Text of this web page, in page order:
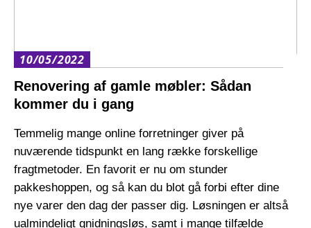
10/05/2022
Renovering af gamle møbler: Sådan
kommer du i gang
Temmelig mange online forretninger giver på
nuværende tidspunkt en lang række forskellige
fragtmetoder. En favorit er nu om stunder
pakkeshoppen, og så kan du blot gå forbi efter dine
nye varer den dag der passer dig. Løsningen er altså
ualmindeligt gnidningsløs, samt i mange tilfælde